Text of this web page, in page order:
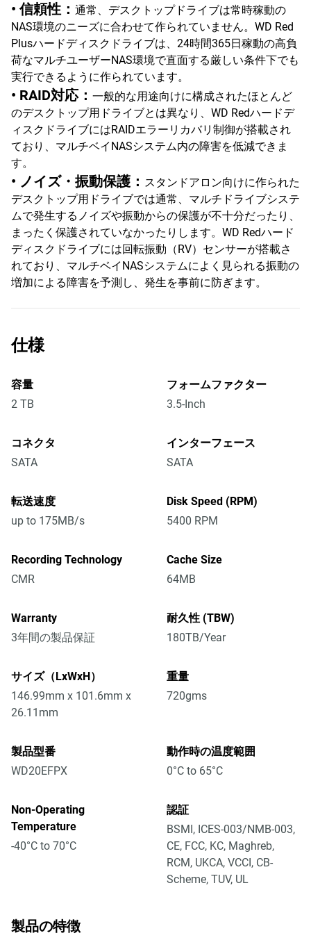
• 信頼性： 通常、デスクトップドライブは常時稼動の
NAS環境のニーズに合わせて作られていません。WD Red
Plusハードディスクドライブは、24時間365日稼動の高負
荷なマルチユーザーNAS環境で直面する厳しい条件下でも
実行できるように作られています。
• RAID対応： 一般的な用途向けに構成されたほとんど
のデスクトップ用ドライブとは異なり、WD Redハードデ
ィスクドライブにはRAIDエラーリカバリ制御が搭載され
ており、マルチベイNASシステム内の障害を低減できま
す。
• ノイズ・振動保護： スタンドアロン向けに作られた
デスクトップ用ドライブでは通常、マルチドライブシステ
ムで発生するノイズや振動からの保護が不十分だったり、
まったく保護されていなかったりします。WD Redハード
ディスクドライブには回転振動（RV）センサーが搭載さ
れており、マルチベイNASシステムによく見られる振動の
増加による障害を予測し、発生を事前に防ぎます。
仕様
容量
2 TB
フォームファクター
3.5-Inch
コネクタ
SATA
インターフェース
SATA
転送速度
up to 175MB/s
Disk Speed (RPM)
5400 RPM
Recording Technology
CMR
Cache Size
64MB
Warranty
3年間の製品保証
耐久性 (TBW)
180TB/Year
サイズ（LxWxH）
146.99mm x 101.6mm x
26.11mm
重量
720gms
製品型番
WD20EFPX
動作時の温度範囲
0°C to 65°C
Non-Operating
Temperature
-40°C to 70°C
認証
BSMI, ICES-003/NMB-003,
CE, FCC, KC, Maghreb,
RCM, UKCA, VCCI, CB-
Scheme, TUV, UL
製品の特徴